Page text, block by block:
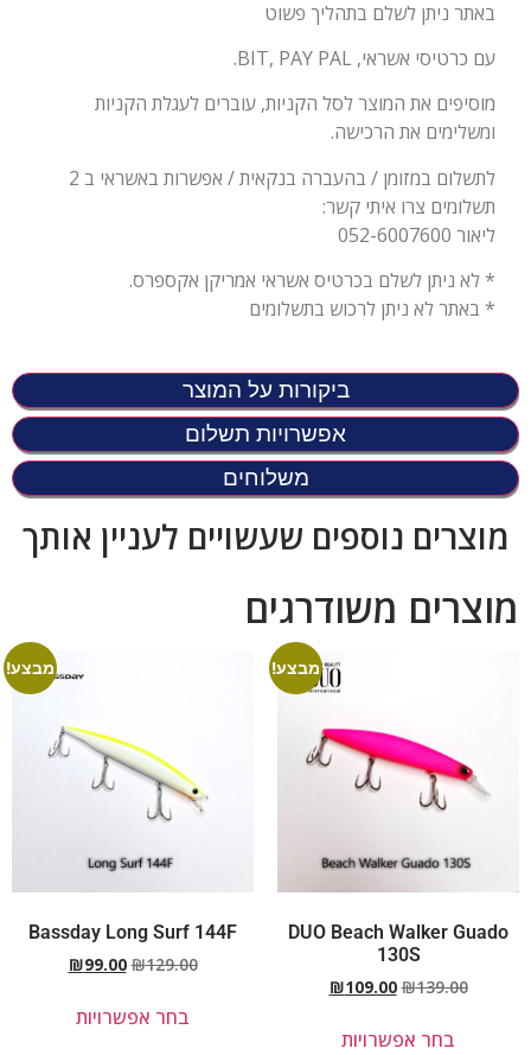
ביקורות על המוצר
אפשרויות תשלום
משלוחים
באתר ניתן לשלם בתהליך פשוט
עם כרטיסי אשראי, BIT, PAY PAL.
מוסיפים את המוצר לסל הקניות, עוברים לעגלת הקניות
ומשלימים את הרכישה.
לתשלום במזומן / בהעברה בנקאית / אפשרות באשראי ב 2
תשלומים צרו איתי קשר:
ליאור 052-6007600
* לא ניתן לשלם בכרטיס אשראי אמריקן אקספרס.
* באתר לא ניתן לרכוש בתשלומים
מוצרים נוספים שעשויים לעניין אותך
מוצרים משודרגים
מבצע!
DUO Beach Walker Guado
130S
₪139.00
₪109.00
בחר אפשרויות
מבצע!
Bassday Long Surf 144F
₪129.00
₪99.00
בחר אפשרויות